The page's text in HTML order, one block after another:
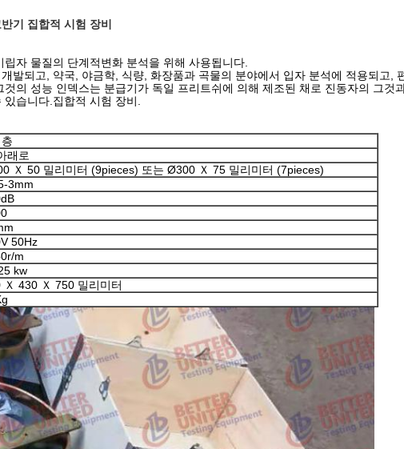
기 집합적 시험 장비
자 물질의 단계적변화 분석을 위해 사용됩니다.
발되고, 약국, 야금학, 식량, 화장품과 곡물의 분야에서 입자 분석에 적용되고
의 성능 인덱스는 분급기가 독일 프리트쉬에 의해 제조된 채로 진동자의 그
습니다.집합적 시험 장비.
래로
Ｘ 50 밀리미터 (9pieces) 또는 Ø300 Ｘ 75 밀리미터 (7pieces)
3mm
50Hz
m
kw
Ｘ 430 Ｘ 750 밀리미터